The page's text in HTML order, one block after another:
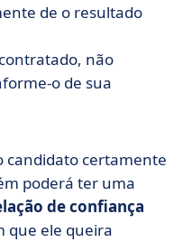
de o resultado
não
o de sua
candidato certamente
poderá ter uma
de confiança
que ele queira